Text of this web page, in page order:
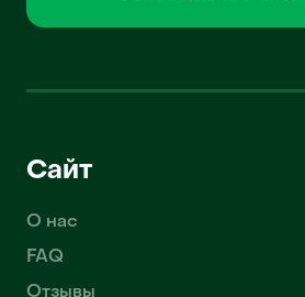
Сайт
О нас
FAQ
Отзывы